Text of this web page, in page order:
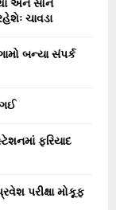
અને સૌને
ચાવડા
બન્યા સંપર્ક
ગઈ
ફરિયાદ
પરીક્ષા મોકૂફ